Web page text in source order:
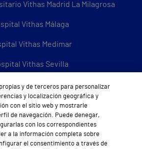
Vithas Madrid La Milagrosa
Vithas Málaga
Vithas Medimar
Vithas Sevilla
Vithas Tenerife
Valencia 9 de Octubre
Valencia Consuelo
Vithas Vigo
y de terceros para personalizar
y localización geográfica y
con el sitio web y mostrarle
de navegación. Puede denegar,
con los correspondientes
a la información completa sobre
el consentimiento a través de